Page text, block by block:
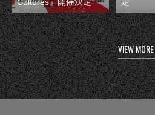
Cultures』開催決定
定
VIEW MORE